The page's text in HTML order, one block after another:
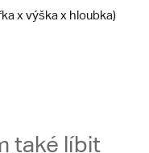
x výška x hloubka)
také líbit